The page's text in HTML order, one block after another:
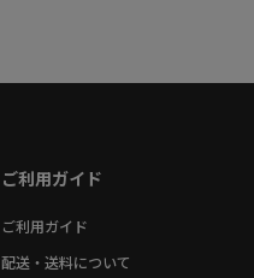
ご利用ガイド
ご利用ガイド
配送・送料について